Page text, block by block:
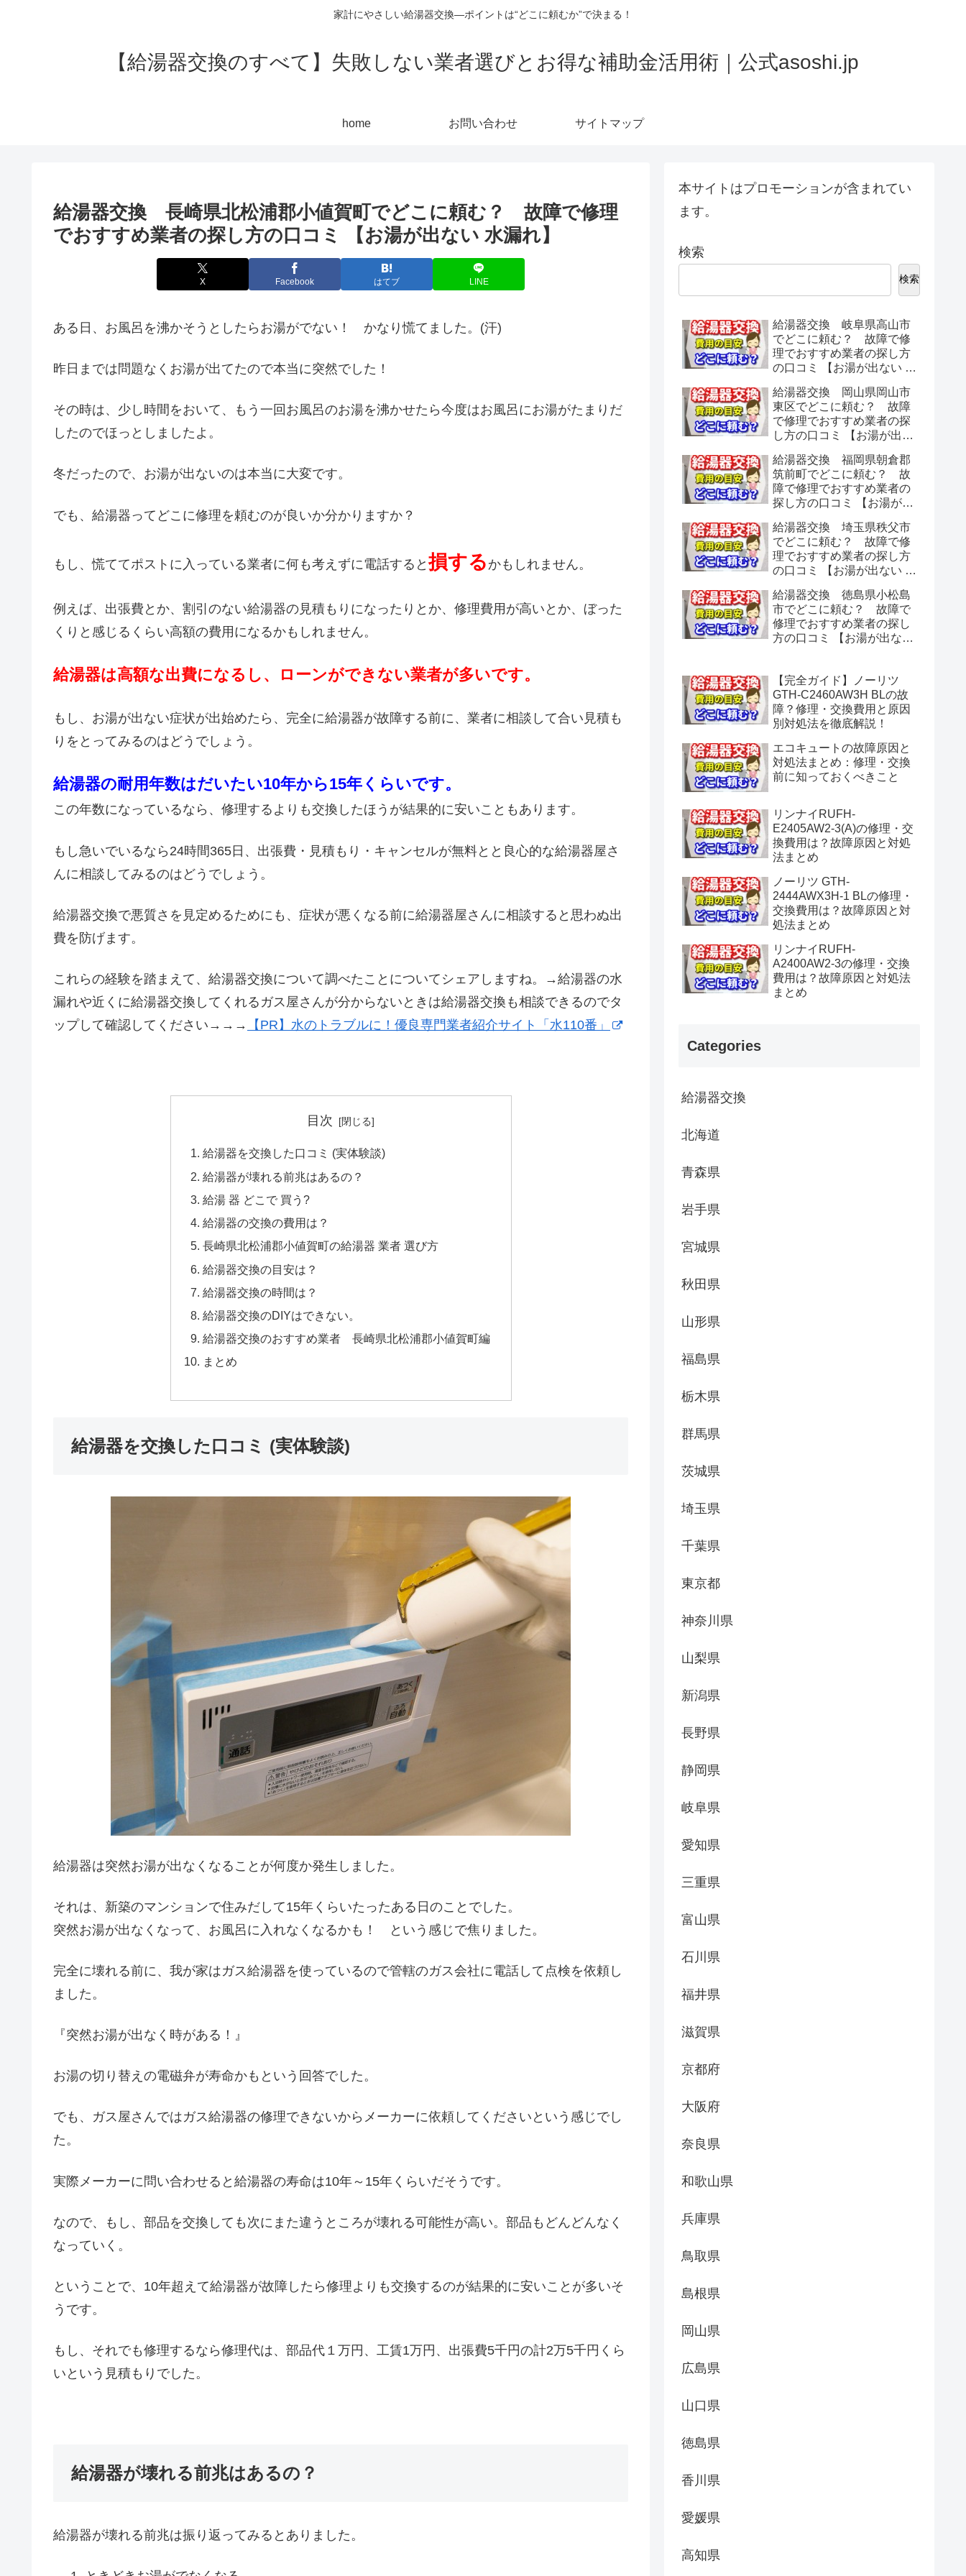
家計にやさしい給湯器交換—ポイントは“どこに頼むか”で決まる！
【給湯器交換のすべて】失敗しない業者選びとお得な補助金活用術｜公式asoshi.jp
home お問い合わせ サイトマップ
給湯器交換 長崎県北松浦郡小値賀町でどこに頼む？ 故障で修理
でおすすめ業者の探し方の口コミ 【お湯が出ない 水漏れ】
X Facebook はてブ LINE
ある日、お風呂を沸かそうとしたらお湯がでない！ かなり慌てました。(汗)
昨日までは問題なくお湯が出てたので本当に突然でした！
その時は、少し時間をおいて、もう一回お風呂のお湯を沸かせたら今度はお風呂にお湯がたまりだ
したのでほっとしましたよ。
冬だったので、お湯が出ないのは本当に大変です。
でも、給湯器ってどこに修理を頼むのが良いか分かりますか？
もし、慌ててポストに入っている業者に何も考えずに電話すると損する かもしれません。
例えば、出張費とか、割引のない給湯器の見積もりになったりとか、修理費用が高いとか、ぼった
くりと感じるくらい高額の費用になるかもしれません。
給湯器は高額な出費になるし、ローンができない業者が多いです。
もし、お湯が出ない症状が出始めたら、完全に給湯器が故障する前に、業者に相談して合い見積も
りをとってみるのはどうでしょう。
給湯器の耐用年数はだいたい10年から15年くらいです。
この年数になっているなら、修理するよりも交換したほうが結果的に安いこともあります。
もし急いでいるなら24時間365日、出張費・見積もり・キャンセルが無料とと良心的な給湯器屋さ
んに相談してみるのはどうでしょう。
給湯器交換で悪質さを見定めるためにも、症状が悪くなる前に給湯器屋さんに相談すると思わぬ出
費を防げます。
これらの経験を踏まえて、給湯器交換について調べたことについてシェアしますね。→給湯器の水
漏れや近くに給湯器交換してくれるガス屋さんが分からないときは給湯器交換も相談できるのでタ
ップして確認してください→→→
【PR】水のトラブルに！優良専門業者紹介サイト「水110番」
目次
給湯器を交換した口コミ (実体験談)
給湯器が壊れる前兆はあるの？
給湯 器 どこで 買う?
給湯器の交換の費用は？
長崎県北松浦郡小値賀町の給湯器 業者 選び方
給湯器交換の目安は？
給湯器交換の時間は？
給湯器交換のDIYはできない。
給湯器交換のおすすめ業者 長崎県北松浦郡小値賀町編
まとめ
給湯器を交換した口コミ (実体験談)
給湯器は突然お湯が出なくなることが何度か発生しました。
それは、新築のマンションで住みだして15年くらいたったある日のことでした。
突然お湯が出なくなって、お風呂に入れなくなるかも！ という感じで焦りました。
完全に壊れる前に、我が家はガス給湯器を使っているので管轄のガス会社に電話して点検を依頼し
ました。
『突然お湯が出なく時がある！』
お湯の切り替えの電磁弁が寿命かもという回答でした。
でも、ガス屋さんではガス給湯器の修理できないからメーカーに依頼してくださいという感じでし
た。
実際メーカーに問い合わせると給湯器の寿命は10年～15年くらいだそうです。
なので、もし、部品を交換しても次にまた違うところが壊れる可能性が高い。部品もどんどんなく
なっていく。
ということで、10年超えて給湯器が故障したら修理よりも交換するのが結果的に安いことが多いそ
うです。
もし、それでも修理するなら修理代は、部品代１万円、工賃1万円、出張費5千円の計2万5千円くら
いという見積もりでした。
給湯器が壊れる前兆はあるの？
給湯器が壊れる前兆は振り返ってみるとありました。
本サイトはプロモーションが含まれてい
ます。
検索
検索
給湯器交換 岐阜県高山市
でどこに頼む？ 故障で修
理でおすすめ業者の探し方
の口コミ 【お湯が出ない 水
給湯器交換 岡山県岡山市
東区でどこに頼む？ 故障
で修理でおすすめ業者の探
し方の口コミ 【お湯が出な
給湯器交換 福岡県朝倉郡
筑前町でどこに頼む？ 故
障で修理でおすすめ業者の
探し方の口コミ 【お湯が出
給湯器交換 埼玉県秩父市
でどこに頼む？ 故障で修
理でおすすめ業者の探し方
の口コミ 【お湯が出ない 水
給湯器交換 徳島県小松島
市でどこに頼む？ 故障で
修理でおすすめ業者の探し
方の口コミ 【お湯が出ない
【完全ガイド】ノーリツ
GTH-C2460AW3H BLの故
障？修理・交換費用と原因
別対処法を徹底解説！
エコキュートの故障原因と
対処法まとめ：修理・交換
前に知っておくべきこと
リンナイRUFH-
E2405AW2-3(A)の修理・交
換費用は？故障原因と対処
法まとめ
ノーリツ GTH-
2444AWX3H-1 BLの修理・
交換費用は？故障原因と対
処法まとめ
リンナイRUFH-
A2400AW2-3の修理・交換
費用は？故障原因と対処法
まとめ
Categories
給湯器交換
北海道
青森県
岩手県
宮城県
秋田県
山形県
福島県
栃木県
群馬県
茨城県
埼玉県
千葉県
東京都
神奈川県
山梨県
新潟県
長野県
静岡県
岐阜県
愛知県
三重県
富山県
石川県
福井県
滋賀県
京都府
大阪府
奈良県
和歌山県
兵庫県
鳥取県
島根県
岡山県
広島県
山口県
徳島県
香川県
愛媛県
高知県